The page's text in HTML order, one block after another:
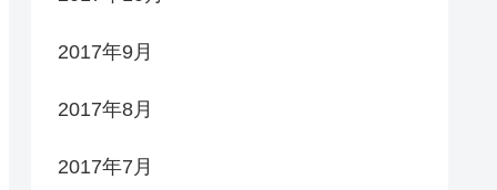
2017年9月
2017年8月
2017年7月